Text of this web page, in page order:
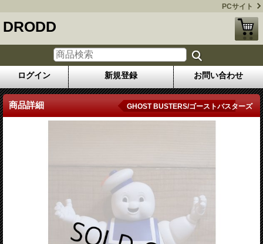
PCサイト
DRODD
ログイン 新規登録 お問い合わせ
商品詳細 GHOST BUSTERS/ゴーストバスターズ